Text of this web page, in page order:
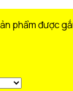
phẩm được